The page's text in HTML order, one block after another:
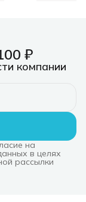
₽
компании
на
в целях
рассылки